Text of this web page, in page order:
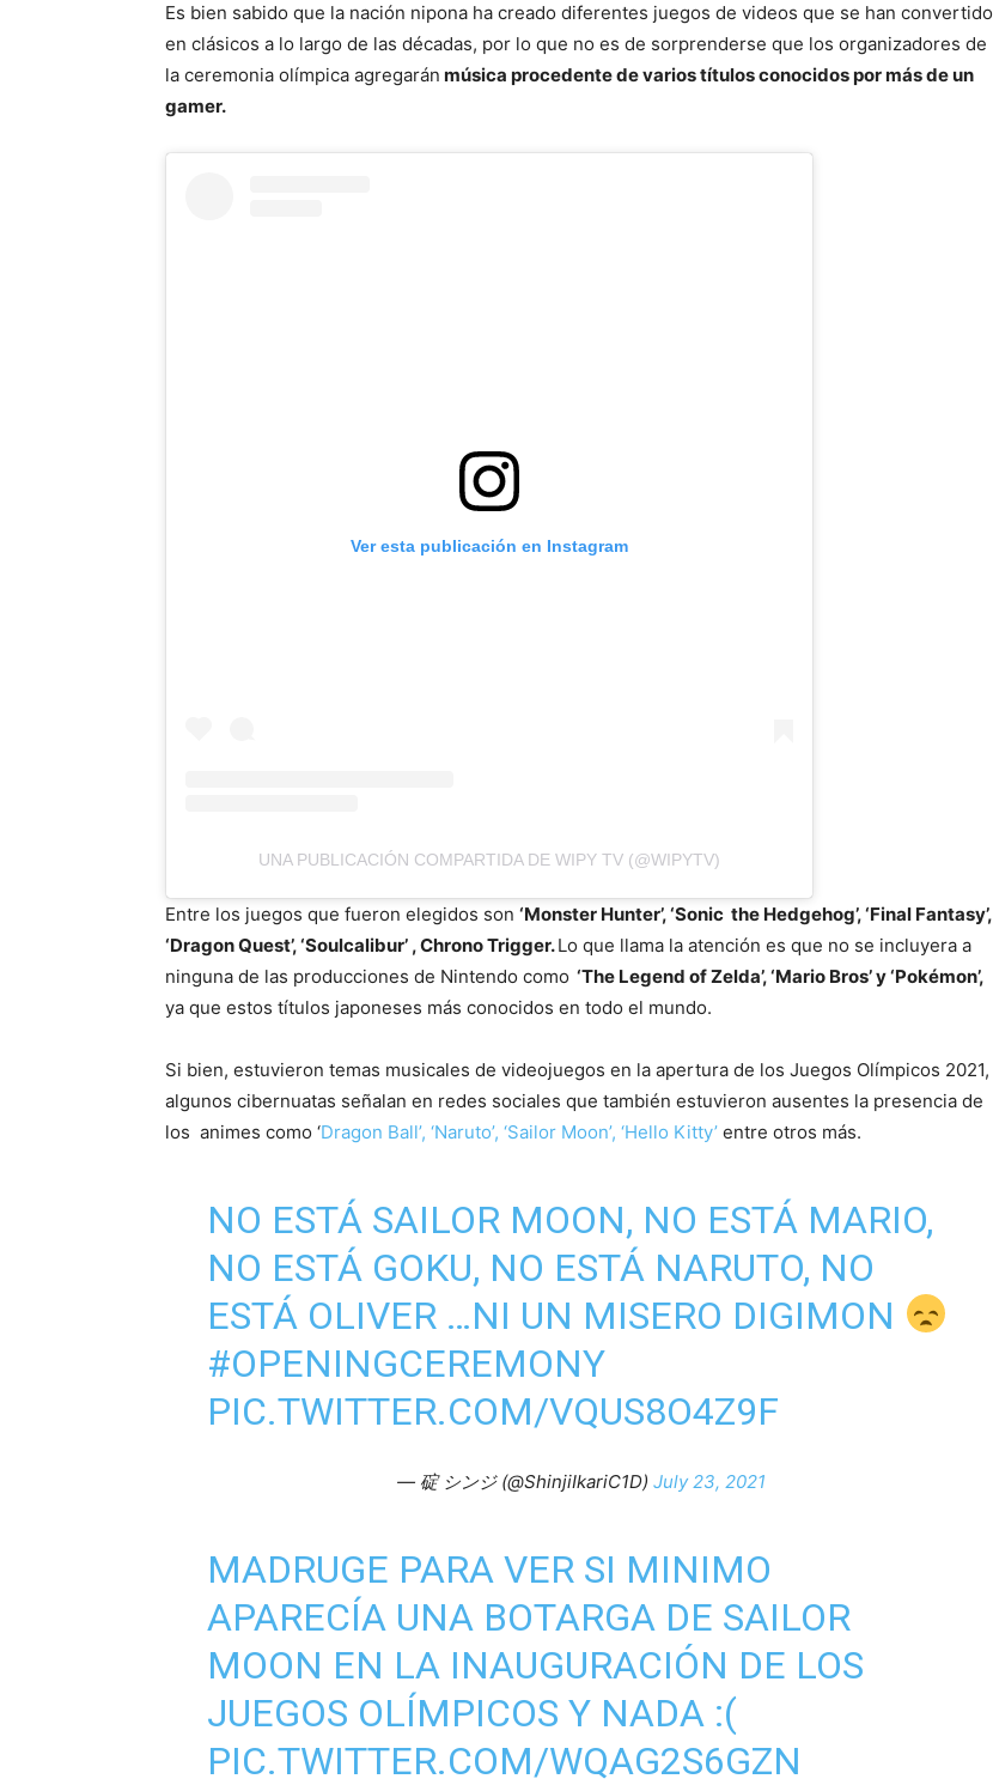
Es bien sabido que la nación nipona ha creado diferentes juegos de videos que se han convertido
en clásicos a lo largo de las décadas, por lo que no es de sorprenderse que los organizadores de
la ceremonia olímpica agregarán música procedente de varios títulos conocidos por más de un
gamer.
Ver esta publicación en Instagram
UNA PUBLICACIÓN COMPARTIDA DE WIPY TV (@WIPYTV)
Entre los juegos que fueron elegidos son ‘Monster Hunter’, ‘Sonic the Hedgehog’, ‘Final Fantasy’,
‘Dragon Quest’, ‘Soulcalibur’ , Chrono Trigger.Lo que llama la atención es que no se incluyera a
ninguna de las producciones de Nintendo como ‘The Legend of Zelda’, ‘Mario Bros’ y ‘Pokémon’,
ya que estos títulos japoneses más conocidos en todo el mundo.
Si bien, estuvieron temas musicales de videojuegos en la apertura de los Juegos Olímpicos 2021,
algunos cibernuatas señalan en redes sociales que también estuvieron ausentes la presencia de
los animes como ‘Dragon Ball’, ‘Naruto’, ‘Sailor Moon’, ‘Hello Kitty’ entre otros más.
NO ESTÁ SAILOR MOON, NO ESTÁ MARIO,
NO ESTÁ GOKU, NO ESTÁ NARUTO, NO
ESTÁ OLIVER …NI UN MISERO DIGIMON
#OPENINGCEREMONY
PIC.TWITTER.COM/VQUS8O4Z9F
— 碇 シンジ (@ShinjiIkariC1D) July 23, 2021
MADRUGE PARA VER SI MINIMO
APARECÍA UNA BOTARGA DE SAILOR
MOON EN LA INAUGURACIÓN DE LOS
JUEGOS OLÍMPICOS Y NADA :(
PIC.TWITTER.COM/WQAG2S6GZN